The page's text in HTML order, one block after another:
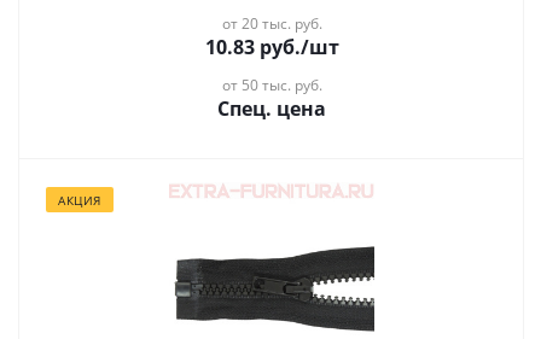
от 20 тыс. руб.
10.83руб./шт
от 50 тыс. руб.
Спец. цена
АКЦИЯ